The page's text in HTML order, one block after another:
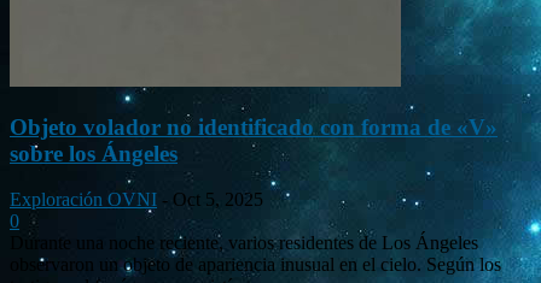
Objeto volador no identificado con forma de «V»
sobre los Ángeles
Exploración OVNI - Oct 5, 2025
0
Durante una noche reciente, varios residentes de Los Ángeles
observaron un objeto de apariencia inusual en el cielo. Según los